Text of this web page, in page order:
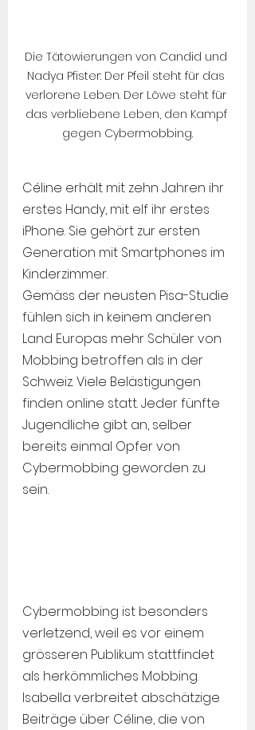
Die Tätowierungen von Candid und
Nadya Pfister: Der Pfeil steht für das
verlorene Leben. Der Löwe steht für
das verbliebene Leben, den Kampf
gegen Cybermobbing.
Céline erhält mit zehn Jahren ihr
erstes Handy, mit elf ihr erstes
iPhone. Sie gehört zur ersten
Generation mit Smartphones im
Kinderzimmer.
Gemäss der neusten Pisa-Studie
fühlen sich in keinem anderen
Land Europas mehr Schüler von
Mobbing betroffen als in der
Schweiz. Viele Belästigungen
finden online statt. Jeder fünfte
Jugendliche gibt an, selber
bereits einmal Opfer von
Cybermobbing geworden zu
sein.
Cybermobbing ist besonders
verletzend, weil es vor einem
grösseren Publikum stattfindet
als herkömmliches Mobbing.
Isabella verbreitet abschätzige
Beiträge über Céline, die von